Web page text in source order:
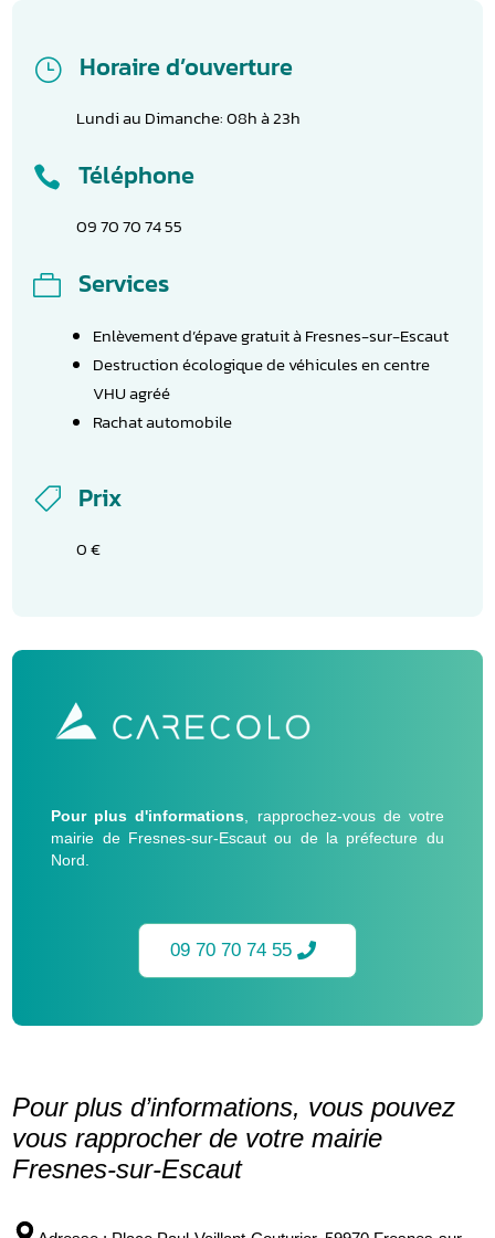
} Horaire d’ouverture
Lundi au Dimanche: 08h à 23h
 Téléphone
09 70 70 74 55
 Services
Enlèvement d’épave gratuit à Fresnes-sur-Escaut
Destruction écologique de véhicules en centre
VHU agréé
Rachat automobile
 Prix
0 €
Pour plus d'informations , rapprochez-vous de votre
mairie de Fresnes-sur-Escaut ou de la préfecture du
Nord.
09 70 70 74 55
Pour plus d’informations, vous pouvez
vous rapprocher de votre mairie
Fresnes-sur-Escaut